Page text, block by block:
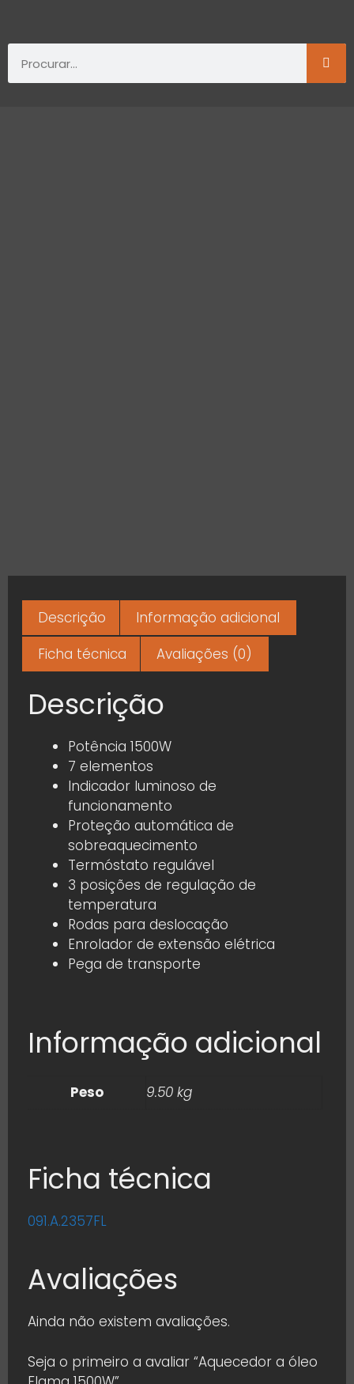
Descrição
Informação adicional
Ficha técnica
Avaliações (0)
Descrição
Potência 1500W
7 elementos
Indicador luminoso de
funcionamento
Proteção automática de
sobreaquecimento
Termóstato regulável
3 posições de regulação de
temperatura
Rodas para deslocação
Enrolador de extensão elétrica
Pega de transporte
Informação adicional
Peso 9.50 kg
Ficha técnica
091.A.2357FL
Avaliações
Ainda não existem avaliações.
Seja o primeiro a avaliar “Aquecedor a óleo